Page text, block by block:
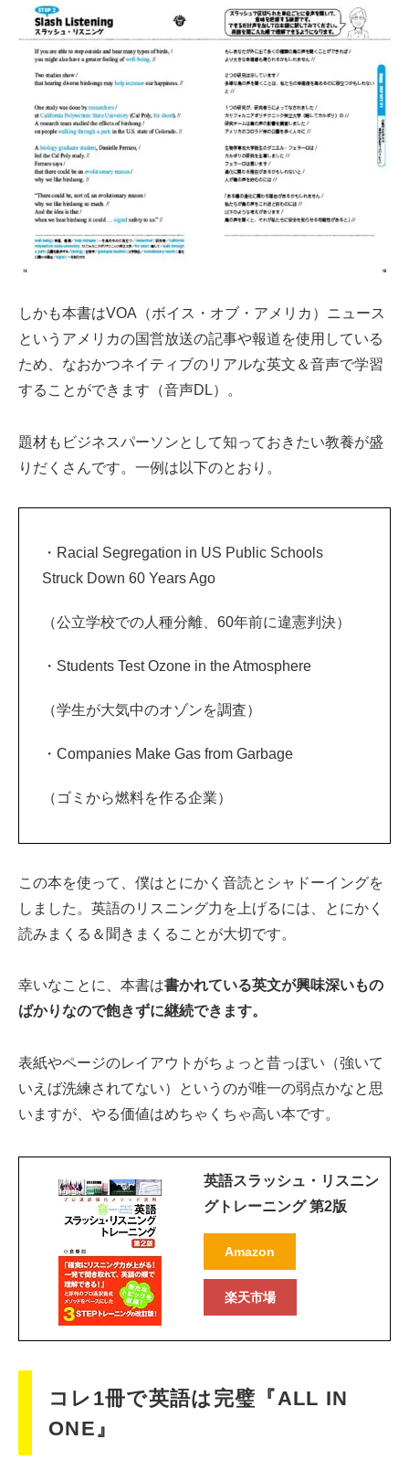
しかも本書はVOA（ボイス・オブ・アメリカ）ニュース
というアメリカの国営放送の記事や報道を使用している
ため、なおかつネイティブのリアルな英文＆音声で学習
することができます（音声DL）。
題材もビジネスパーソンとして知っておきたい教養が盛
りだくさんです。一例は以下のとおり。
・Racial Segregation in US Public Schools
Struck Down 60 Years Ago
（公立学校での人種分離、60年前に違憲判決）
・Students Test Ozone in the Atmosphere
（学生が大気中のオゾンを調査）
・Companies Make Gas from Garbage
（ゴミから燃料を作る企業）
この本を使って、僕はとにかく音読とシャドーイングを
しました。英語のリスニング力を上げるには、とにかく
読みまくる＆聞きまくることが大切です。
幸いなことに、本書は書かれている英文が興味深いもの
ばかりなので飽きずに継続できます。
表紙やページのレイアウトがちょっと昔っぽい（強いて
いえば洗練されてない）というのが唯一の弱点かなと思
いますが、やる価値はめちゃくちゃ高い本です。
英語スラッシュ・リスニン
グトレーニング 第2版
Amazon
楽天市場
コレ1冊で英語は完璧『ALL IN
ONE』